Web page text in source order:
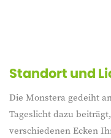
Standort und
Die Monstera gedeiht
Tageslicht dazu
verschiedenen Ecken